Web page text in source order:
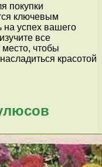
покупки
ключевым
на успех вашего
все
чтобы
красотой